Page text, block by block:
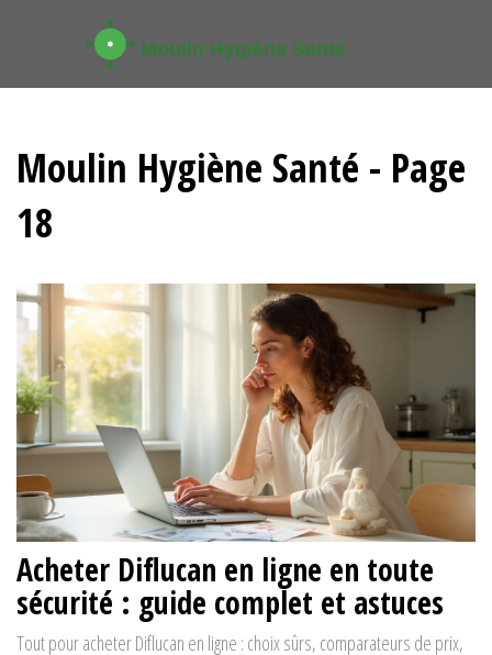
Moulin Hygiène Santé - Page
18
Acheter Diflucan en ligne en toute
sécurité : guide complet et astuces
Tout pour acheter Diflucan en ligne : choix sûrs, comparateurs de prix,